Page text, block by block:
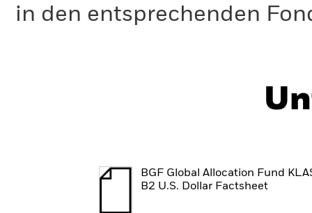
in den entsprechenden
BGF Global Allocation Fund
B2 U.S. Dollar Factsheet